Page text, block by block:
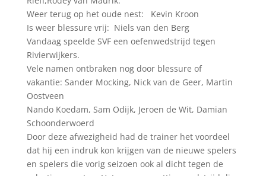
Weer terug op het oude nest: Kevin Kroon
Is weer blessure vrij: Niels van den Berg
Vandaag speelde SVF een oefenwedstrijd tegen
Rivierwijkers.
Vele namen ontbraken nog door blessure of
vakantie: Sander Mocking, Nick van de Geer, Martin
Oostveen
Nando Koedam, Sam Odijk, Jeroen de Wit, Damian
Schoonderwoerd
Door deze afwezigheid had de trainer het voordeel
dat hij een indruk kon krijgen van de nieuwe spelers
en spelers die vorig seizoen ook al dicht tegen de